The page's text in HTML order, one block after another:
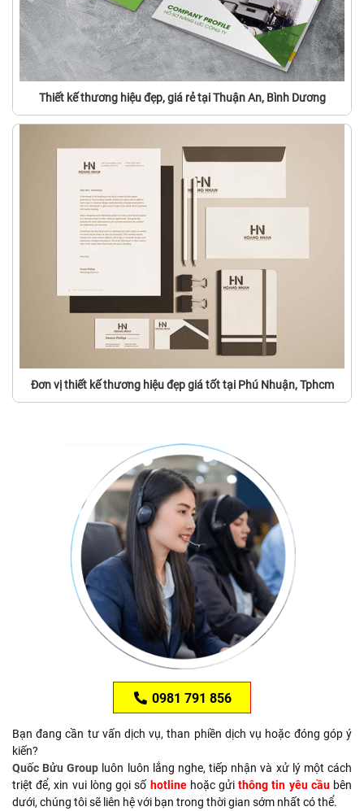
Thiết kế thương hiệu đẹp, giá rẻ tại Thuận An, Bình Dương
Đơn vị thiết kế thương hiệu đẹp giá tốt tại Phú Nhuận, Tphcm
0981 791 856
Bạn đang cần tư vấn dịch vụ, than phiền dịch vụ hoặc đóng góp ý
kiến?
Quốc Bửu Group luôn luôn lắng nghe, tiếp nhận và xử lý một cách
triệt để, xin vui lòng gọi số hotlinehoặc gửithông tin yêu cầubên
dưới, chúng tôi sẽ liên hệ với bạn trong thời gian sớm nhất có thể.